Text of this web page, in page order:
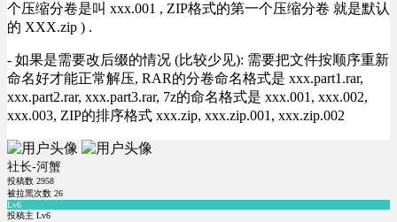
个压缩分卷是叫 xxx.001 , ZIP格式的第一个压缩分卷 就是默认
的 XXX.zip ) .
- 如果是需要改后缀的情况 (比较少见): 需要把文件按顺序重新
命名好才能正常解压, RAR的分卷命名格式是 xxx.part1.rar,
xxx.part2.rar, xxx.part3.rar, 7z的命名格式是 xxx.001, xxx.002,
xxx.003, ZIP的排序格式 xxx.zip, xxx.zip.001, xxx.zip.002
社长-河蟹
投稿数 2958
被拉黑次数 26
Lv6
投稿主 Lv6